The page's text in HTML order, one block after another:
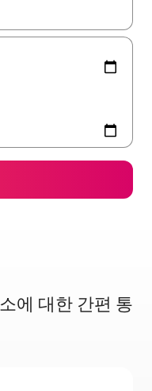
용하거나 터치 또는 스와이
에 대한 간편 통